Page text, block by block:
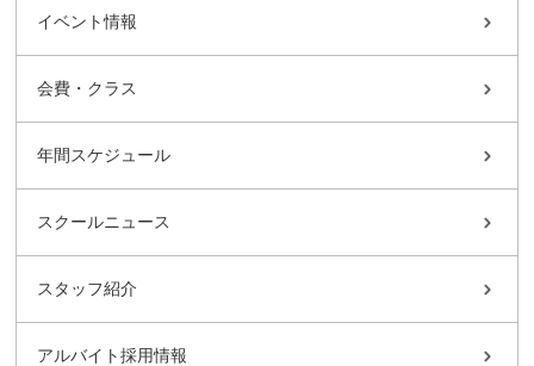
イベント情報
会費・クラス
年間スケジュール
スクールニュース
スタッフ紹介
アルバイト採用情報